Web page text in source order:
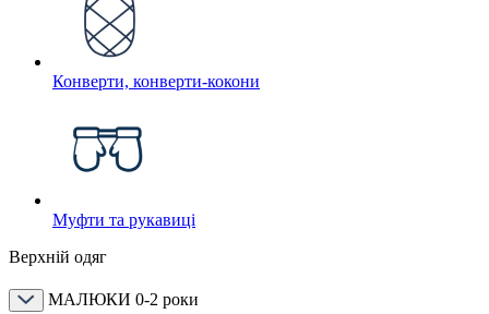
Конверти, конверти-кокони
Муфти та рукавиці
Верхній одяг
МАЛЮКИ 0-2 роки